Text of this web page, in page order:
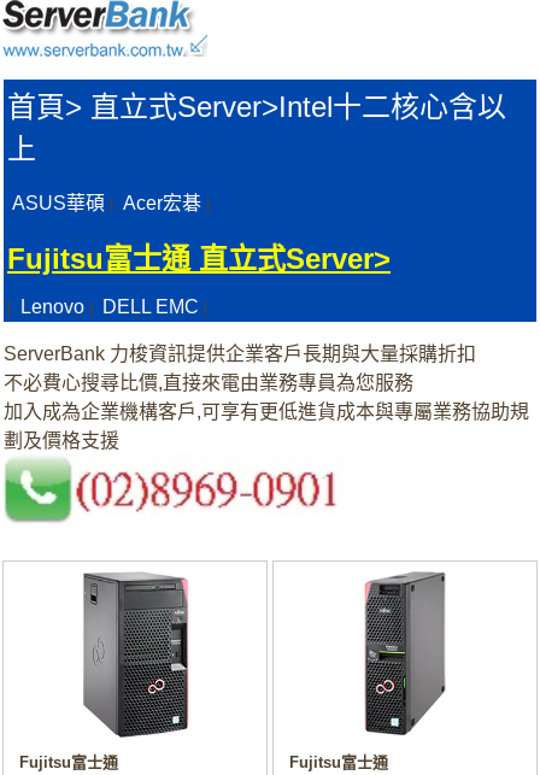
首頁> 直立式Server>Intel十二核心含以
上
ASUS華碩 Acer宏碁
Fujitsu富士通 直立式Server>
Lenovo DELL EMC
ServerBank 力梭資訊提供企業客戶長期與大量採購折扣
不必費心搜尋比價,直接來電由業務專員為您服務
加入成為企業機構客戶,可享有更低進貨成本與專屬業務協助規
劃及價格支援
Fujitsu富士通
Fujitsu富士通